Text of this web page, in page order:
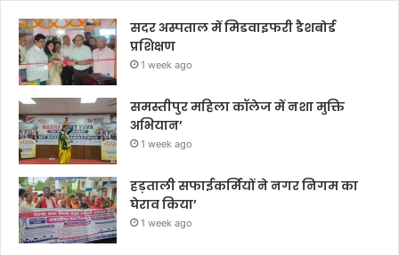
सदर अस्पताल में मिडवाइफरी डैशबोर्ड
प्रशिक्षण
1 week ago
समस्तीपुर महिला कॉलेज में नशा मुक्ति
अभियान’
1 week ago
हड़ताली सफाईकर्मियों ने नगर निगम का
घेराव किया’
1 week ago